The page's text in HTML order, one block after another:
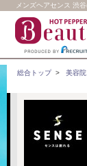
メンズヘアセンス 渋
総合トップ> 美容